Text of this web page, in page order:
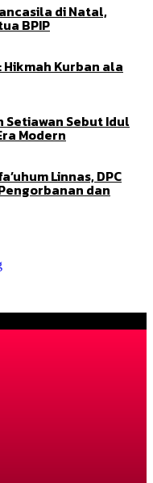
di Natal,
BPIP
Kurban ala
Setiawan Sebut Idul
Modern
Linnas, DPC
dan